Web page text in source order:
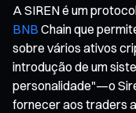
A SIREN é um
BNB Chain que
sobre vários ativos
introdução de um
personalidade"—o
fornecer aos traders